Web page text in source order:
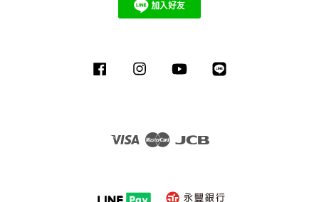
Facebook Instagram YouTube
Visa Master